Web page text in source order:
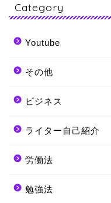
Category
Youtube
その他
ビジネス
ライター自己紹介
労働法
勉強法